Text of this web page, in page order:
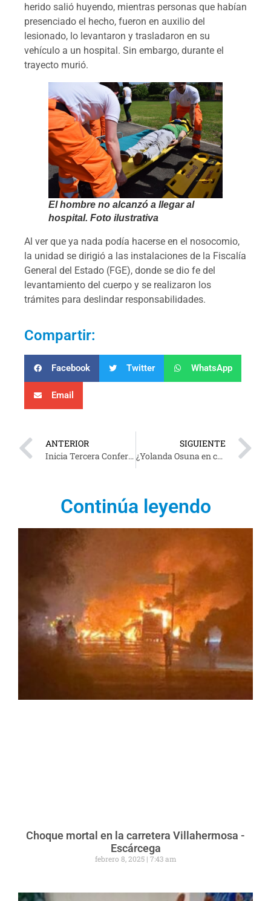
herido salió huyendo, mientras personas que habían
presenciado el hecho, fueron en auxilio del
lesionado, lo levantaron y trasladaron en su
vehículo a un hospital. Sin embargo, durante el
trayecto murió.
El hombre no alcanzó a llegar al
hospital. Foto ilustrativa
Al ver que ya nada podía hacerse en el nosocomio,
la unidad se dirigió a las instalaciones de la Fiscalía
General del Estado (FGE), donde se dio fe del
levantamiento del cuerpo y se realizaron los
trámites para deslindar responsabilidades.
Compartir:
Facebook Twitter WhatsApp
Email
ANTERIOR
Inicia Tercera Conferencia Nacional de Migración, aquí los temas que trataron (Fotos-Video)
SIGUIENTE
¿Yolanda Osuna en campaña? Entrega de tablets a estudiantes en el Parque Tabasco
Continúa leyendo
Choque mortal en la carretera Villahermosa -
Escárcega
febrero 8, 2025 7:43 am